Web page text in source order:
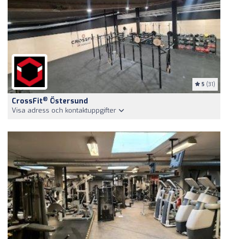
5 (31)
CrossFit® Östersund
Visa adress och kontaktuppgifter